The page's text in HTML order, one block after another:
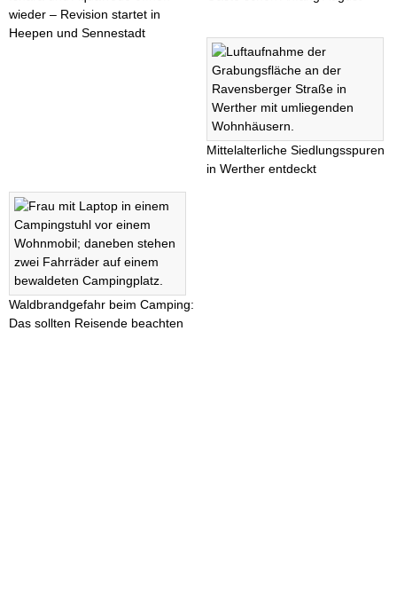
wieder – Revision startet in
Heepen und Sennestadt
Mittelalterliche Siedlungsspuren
in Werther entdeckt
Waldbrandgefahr beim Camping:
Das sollten Reisende beachten